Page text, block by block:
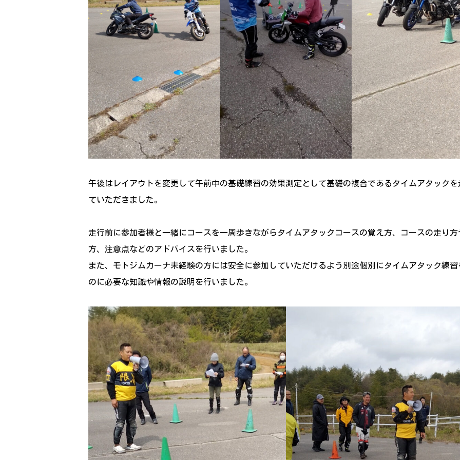
午後はレイアウトを変更して午前中の基礎練習の効果測定として基礎の複合であるタイムアタックを
ていただきました。
走行前に参加者様と一緒にコースを一周歩きながらタイムアタックコースの覚え方、コースの走り方
方、注意点などのアドバイスを行いました。
また、モトジムカーナ未経験の方には安全に参加していただけるよう別途個別にタイムアタック練習
のに必要な知識や情報の説明を行いました。